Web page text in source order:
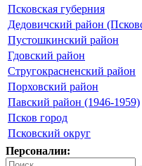
Псковская губерния
Дедовичский район
Пустошкинский район
Гдовский район
Стругокрасненский район
Порховский район
Павский район (1946-1959)
Псков город
Псковский округ
Персоналии: